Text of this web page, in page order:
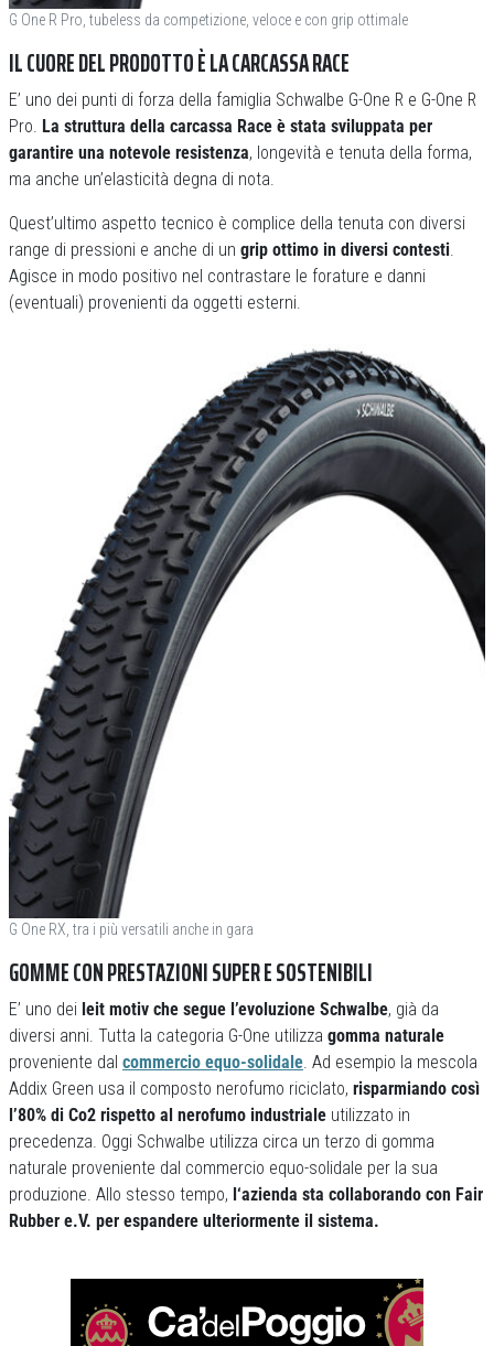
G One R Pro, tubeless da competizione, veloce e con grip ottimale
IL CUORE DEL PRODOTTO È LA CARCASSA RACE
E’ uno dei punti di forza della famiglia Schwalbe G-One R e G-One R
Pro. La struttura della carcassa Race è stata sviluppata per
garantire una notevole resistenza, longevità e tenuta della forma,
ma anche un’elasticità degna di nota.
Quest’ultimo aspetto tecnico è complice della tenuta con diversi
range di pressioni e anche di un grip ottimo in diversi contesti.
Agisce in modo positivo nel contrastare le forature e danni
(eventuali) provenienti da oggetti esterni.
G One RX, tra i più versatili anche in gara
GOMME CON PRESTAZIONI SUPER E SOSTENIBILI
E’ uno dei leit motiv che segue l’evoluzione Schwalbe, già da
diversi anni. Tutta la categoria G-One utilizza gomma naturale
proveniente dal commercio equo-solidale. Ad esempio la mescola
Addix Green usa il composto nerofumo riciclato, risparmiando così
l’80% di Co2 rispetto al nerofumo industriale utilizzato in
precedenza. Oggi Schwalbe utilizza circa un terzo di gomma
naturale proveniente dal commercio equo-solidale per la sua
produzione. Allo stesso tempo, l‘azienda sta collaborando con Fair
Rubber e.V. per espandere ulteriormente il sistema.